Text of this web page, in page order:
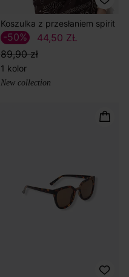
Koszulka z przesłaniem spirit
44,50 ZŁ
89,90 zł
-50%
1 kolor
New collection